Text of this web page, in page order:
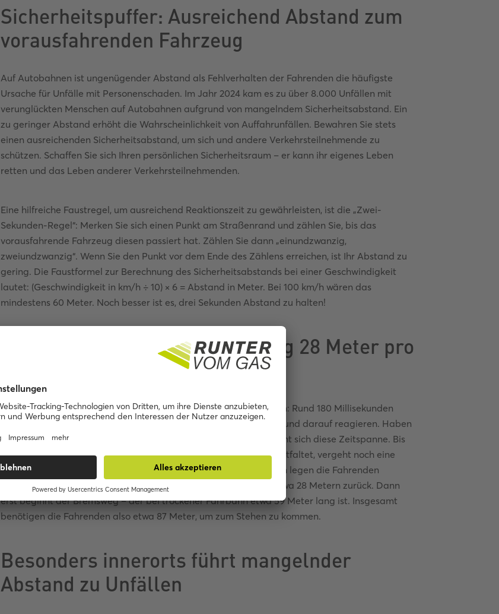
Sicherheitspuffer: Ausreichend Abstand zum
vorausfahrenden Fahrzeug
Auf Autobahnen ist ungenügender Abstand als Fehlverhalten der Fahrenden die häufigste
Ursache für Unfälle mit Personenschaden. Im Jahr 2024 kam es zu über 8.000 Unfällen mit
verunglückten Menschen auf Autobahnen aufgrund von mangelndem Sicherheitsabstand. Ein
zu geringer Abstand erhöht die Wahrscheinlichkeit von Auffahrunfällen. Bewahren Sie stets
einen ausreichenden Sicherheitsabstand, um sich und andere Verkehrsteilnehmende zu
schützen. Schaffen Sie sich Ihren persönlichen Sicherheitsraum – er kann ihr eigenes Leben
retten und das Leben anderer Verkehrsteilnehmenden.
Eine hilfreiche Faustregel, um ausreichend Reaktionszeit zu gewährleisten, ist die „Zwei-
Sekunden-Regel“: Merken Sie sich einen Punkt am Straßenrand und zählen Sie, bis das
vorausfahrende Fahrzeug diesen passiert hat. Zählen Sie dann „einundzwanzig,
zweiundzwanzig“. Wenn Sie den Punkt vor dem Ende des Zählens erreichen, ist Ihr Abstand zu
gering. Die Faustformel zur Berechnung des Sicherheitsabstands bei einer Geschwindigkeit
lautet: (Geschwindigkeit in km/h ÷ 10) × 6 = Abstand in Meter. Bei 100 km/h wären das
mindestens 60 Meter. Noch besser ist es, drei Sekunden Abstand zu halten!
Bei Tempo 100 legt ein Fahrzeug 28 Meter pro
Viele Verkehrsteilnehmende überschätzen ihr Reaktionsvermögen: Rund 180 Millisekunden
dauert es, bis durchschnittliche Fahrende ein Hindernis erkennen und darauf reagieren. Haben
sie den Blick zuvor abgewendet oder waren abgelenkt, vervielfacht sich diese Zeitspanne. Bis
das Pedal durchgetreten ist und die Bremse ihre volle Wirkung entfaltet, vergeht noch eine
halbe bis ganze Sekunde. Bei einer Geschwindigkeit von 100 km/h legen die Fahrenden
innerhalb dieser gesamten Reaktionszeit eine Fahrstrecke von etwa 28 Metern zurück. Dann
erst beginnt der Bremsweg – der bei trockener Fahrbahn etwa 59 Meter lang ist. Insgesamt
benötigen die Fahrenden also etwa 87 Meter, um zum Stehen zu kommen.
Besonders innerorts führt mangelnder
Abstand zu Unfällen